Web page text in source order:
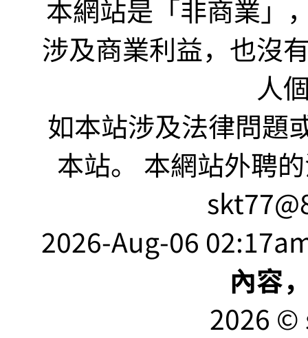
本網站是「非商業
涉及商業利益，也沒
人
如本站涉及法律問題
本站。 本網站外聘
2026-Aug-06
內容
2026 ©